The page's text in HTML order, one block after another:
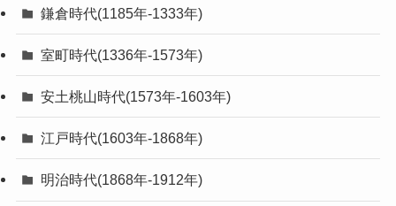
鎌倉時代(1185年-1333年)
室町時代(1336年-1573年)
安土桃山時代(1573年-1603年)
江戸時代(1603年-1868年)
明治時代(1868年-1912年)